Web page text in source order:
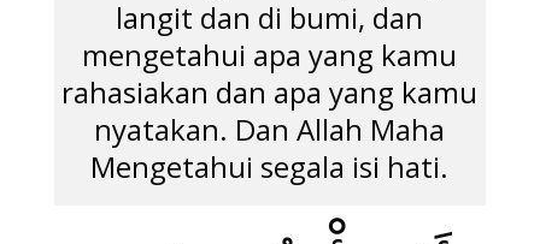
langit dan di bumi, dan
mengetahui apa yang kamu
rahasiakan dan apa yang kamu
nyatakan. Dan Allah Maha
Mengetahui segala isi hati.